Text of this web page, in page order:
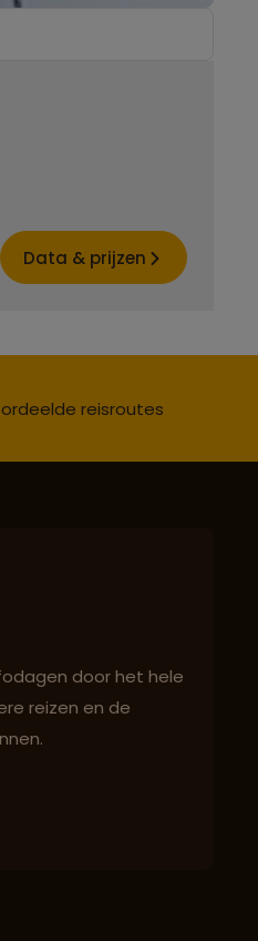
Data & prijzen
reisroutes
door het hele
reizen en de